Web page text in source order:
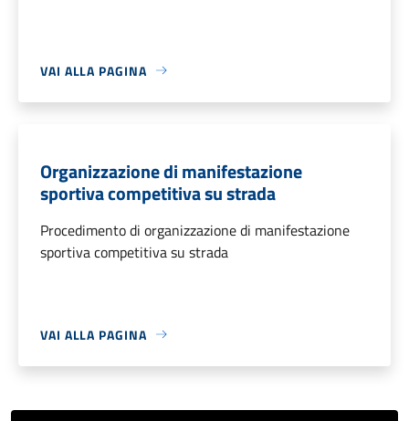
VAI ALLA PAGINA
Organizzazione di manifestazione
sportiva competitiva su strada
Procedimento di organizzazione di manifestazione
sportiva competitiva su strada
VAI ALLA PAGINA